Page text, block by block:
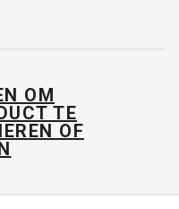
OM
TE
OF